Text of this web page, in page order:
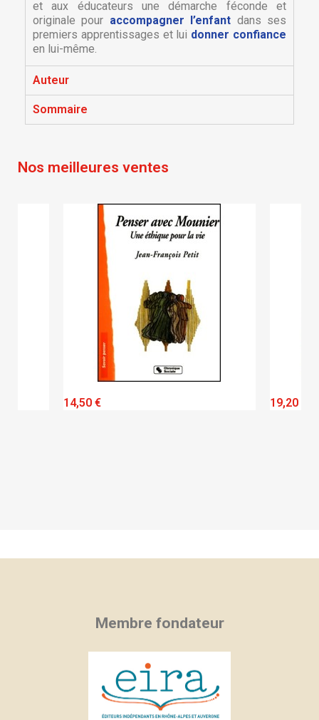
Ajouter à ma liste d'envies
Créer une liste d'envies
Annuler Créer une liste d'envies
Connexion ×
à votre liste d'envies.
Annuler Connexion
et aux éducateurs une démarche féconde et
originale pour accompagner l’enfant dans ses
premiers apprentissages et lui donner confiance
en lui-même.
Auteur
Sommaire
Nos meilleures ventes
14,50 € 19,20 €
Membre fondateur